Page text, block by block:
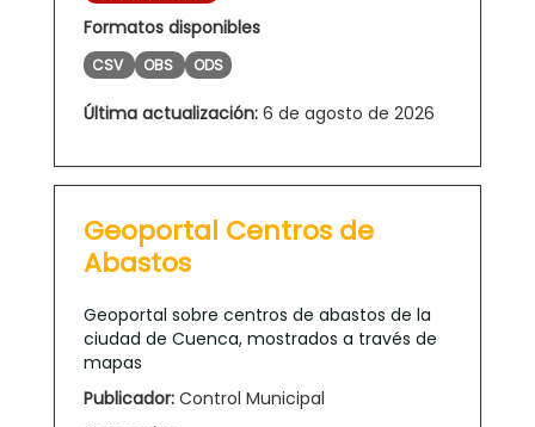
Formatos disponibles
CSV OBS ODS
Última actualización: 6 de agosto de 2026
Geoportal Centros de
Abastos
Geoportal sobre centros de abastos de la
ciudad de Cuenca, mostrados a través de
mapas
Publicador: Control Municipal